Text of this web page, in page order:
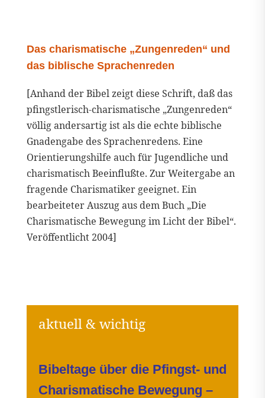
Das charismatische „Zungenreden“ und
das biblische Sprachenreden
[Anhand der Bibel zeigt diese Schrift, daß das
pfingstlerisch-charismatische „Zungenreden“
völlig andersartig ist als die echte biblische
Gnadengabe des Sprachenredens. Eine
Orientierungshilfe auch für Jugendliche und
charismatisch Beeinflußte. Zur Weitergabe an
fragende Charismatiker geeignet. Ein
bearbeiteter Auszug aus dem Buch „Die
Charismatische Bewegung im Licht der Bibel“.
Veröffentlicht 2004]
Bibeltage über die Pfingst- und
Charismatische Bewegung –